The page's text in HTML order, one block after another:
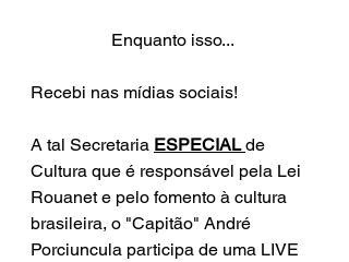
Enquanto isso...
Recebi nas mídias sociais!
A tal Secretaria ESPECIAL de
Cultura que é responsável pela Lei
Rouanet e pelo fomento à cultura
brasileira, o "Capitão" André
Porciuncula participa de uma LIVE